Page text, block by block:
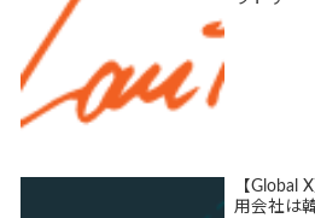
【Global
用会社は